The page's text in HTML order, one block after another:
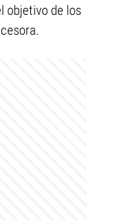
objetivo de los